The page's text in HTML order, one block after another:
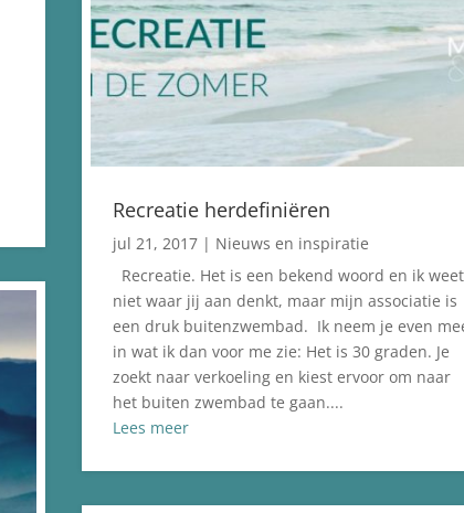
Recreatie herdefiniëren
jul 21, 2017| Nieuws en inspiratie
Recreatie. Het is een bekend woord en ik weet
niet waar jij aan denkt, maar mijn associatie is
een druk buitenzwembad. Ik neem je even
in wat ik dan voor me zie: Het is 30 graden. Je
zoekt naar verkoeling en kiest ervoor om naar
het buiten zwembad te gaan....
Lees meer